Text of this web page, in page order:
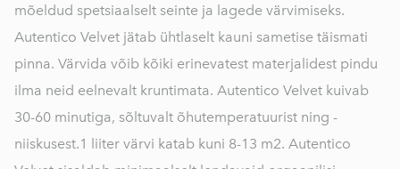
mõeldud spetsiaalselt seinte ja lagede värvimiseks.
Autentico Velvet jätab ühtlaselt kauni sametise täismati
pinna. Värvida võib kõiki erinevatest materjalidest pindu
ilma neid eelnevalt kruntimata. Autentico Velvet kuivab
30-60 minutiga, sõltuvalt õhutemperatuurist ning -
niiskusest. ​1 liiter värvi katab kuni 8-13 m2. Autentico